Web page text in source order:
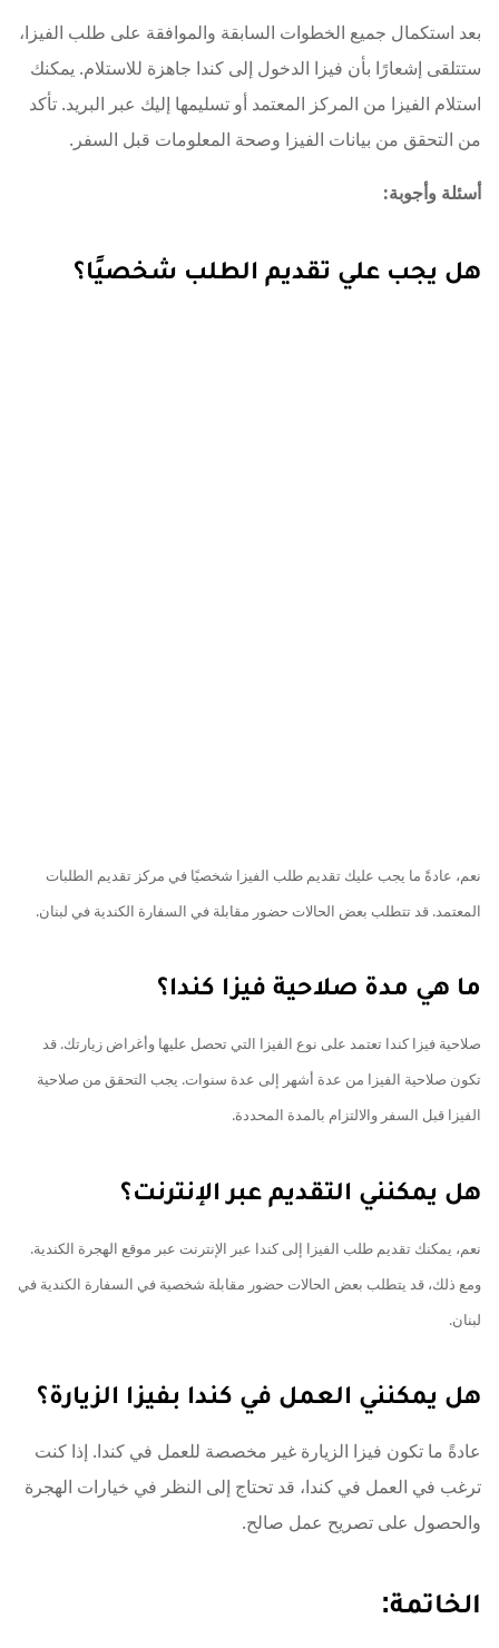
بعد استكمال جميع الخطوات السابقة والموافقة على طلب الفيزا،
ستتلقى إشعارًا بأن فيزا الدخول إلى كندا جاهزة للاستلام. يمكنك
استلام الفيزا من المركز المعتمد أو تسليمها إليك عبر البريد. تأكد
من التحقق من بيانات الفيزا وصحة المعلومات قبل السفر.
أسئلة وأجوبة:
هل يجب علي تقديم الطلب شخصيًا؟
نعم، عادةً ما يجب عليك تقديم طلب الفيزا شخصيًا في مركز تقديم الطلبات
المعتمد. قد تتطلب بعض الحالات حضور مقابلة في السفارة الكندية في لبنان.
ما هي مدة صلاحية فيزا كندا؟
صلاحية فيزا كندا تعتمد على نوع الفيزا التي تحصل عليها وأغراض زيارتك. قد
تكون صلاحية الفيزا من عدة أشهر إلى عدة سنوات. يجب التحقق من صلاحية
الفيزا قبل السفر والالتزام بالمدة المحددة.
هل يمكنني التقديم عبر الإنترنت؟
نعم، يمكنك تقديم طلب الفيزا إلى كندا عبر الإنترنت عبر موقع الهجرة الكندية.
ومع ذلك، قد يتطلب بعض الحالات حضور مقابلة شخصية في السفارة الكندية في
لبنان.
هل يمكنني العمل في كندا بفيزا الزيارة؟
عادةً ما تكون فيزا الزيارة غير مخصصة للعمل في كندا. إذا كنت
ترغب في العمل في كندا، قد تحتاج إلى النظر في خيارات الهجرة
والحصول على تصريح عمل صالح.
الخاتمة: